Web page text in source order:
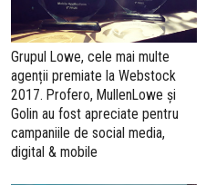
Grupul Lowe, cele mai multe
agenții premiate la Webstock
2017. Profero, MullenLowe și
Golin au fost apreciate pentru
campaniile de social media,
digital & mobile